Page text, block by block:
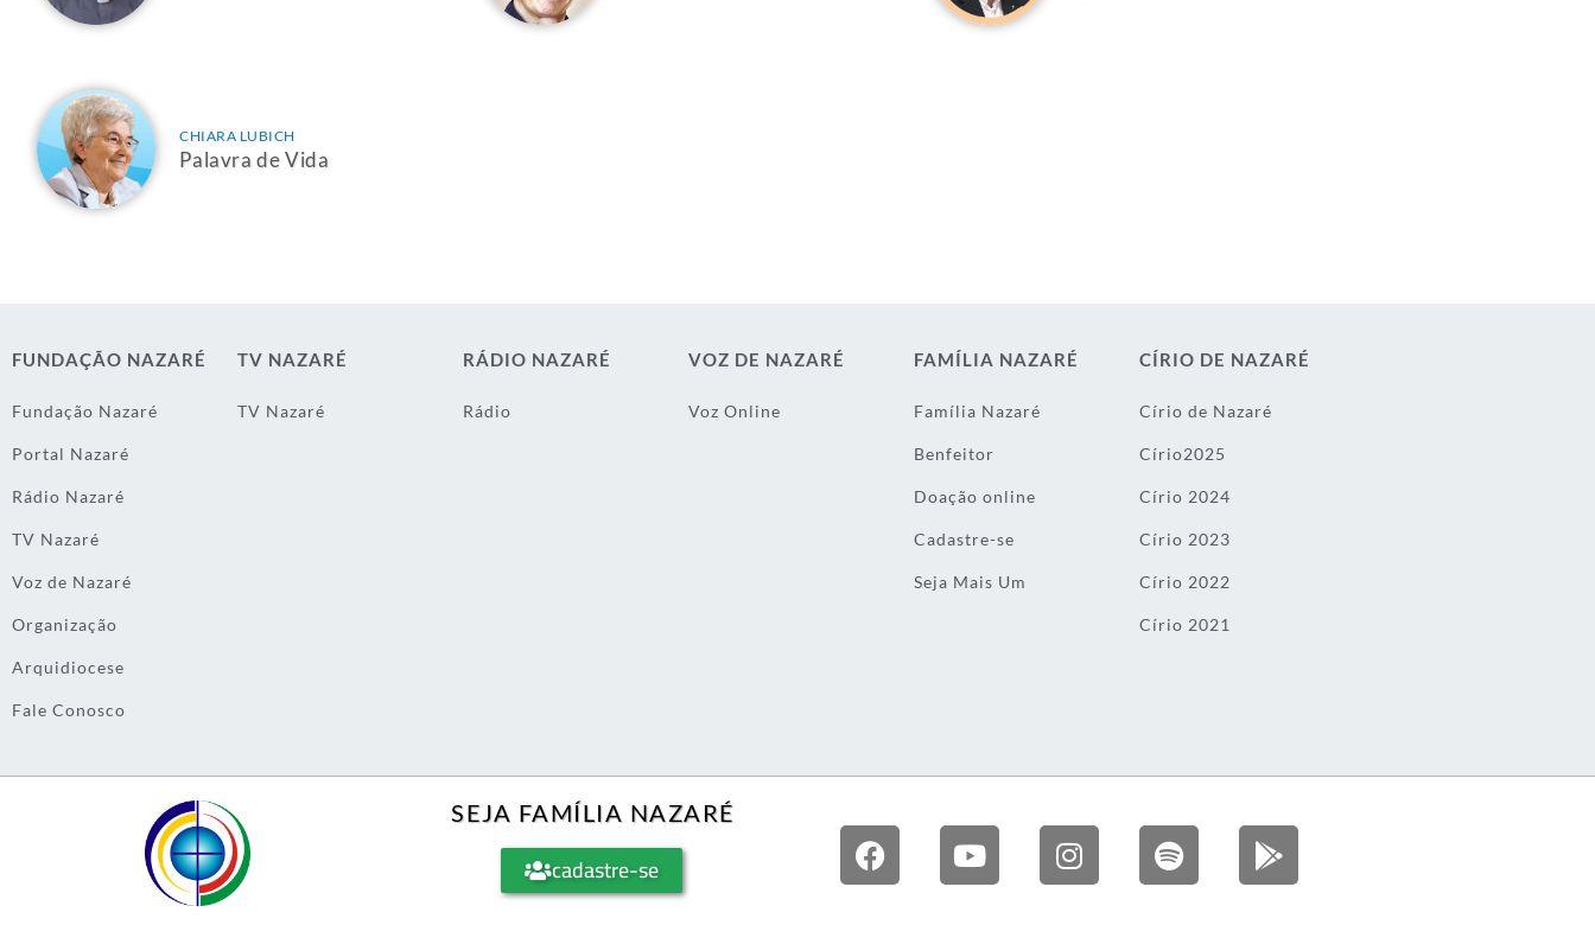
CHIARA LUBICH
Palavra de Vida
FUNDAÇÃO NAZARÉ
Fundação Nazaré
Portal Nazaré
Rádio Nazaré
TV Nazaré
Voz de Nazaré
Organização
Arquidiocese
Fale Conosco
TV NAZARÉ
TV Nazaré
RÁDIO NAZARÉ
Rádio
VOZ DE NAZARÉ
Voz Online
FAMÍLIA NAZARÉ
Família Nazaré
Benfeitor
Doação online
Cadastre-se
Seja Mais Um
CÍRIO DE NAZARÉ
Círio de Nazaré
Círio2025
Círio 2024
Círio 2023
Círio 2022
Círio 2021
SEJA FAMÍLIA NAZARÉ
cadastre-se